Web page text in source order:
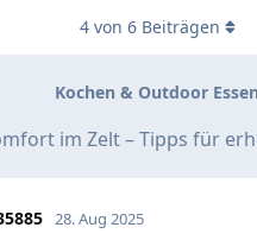
Kochen & Outdoor Essen
im Zelt – Tipps für
4von 6Beiträgen
28. Aug 2025